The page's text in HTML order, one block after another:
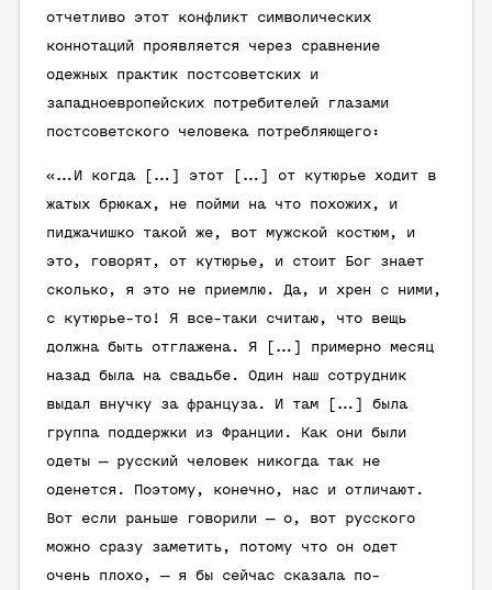
отчетливо этот конфликт символических
коннотаций проявляется через сравнение
одежных практик постсоветских и
западноевропейских потребителей глазами
постсоветского человека потребляющего:
«…И когда […] этот […] от кутюрье ходит в
жатых брюках, не пойми на что похожих, и
пиджачишко такой же, вот мужской костюм, и
это, говорят, от кутюрье, и стоит Бог знает
сколько, я это не приемлю. Да, и хрен с ними,
с кутюрье-то! Я все-таки считаю, что вещь
должна быть отглажена. Я […] примерно месяц
назад была на свадьбе. Один наш сотрудник
выдал внучку за француза. И там […] была
группа поддержки из Франции. Как они были
одеты — русский человек никогда так не
оденется. Поэтому, конечно, нас и отличают.
Вот если раньше говорили — о, вот русского
можно сразу заметить, потому что он одет
очень плохо, — я бы сейчас сказала по-